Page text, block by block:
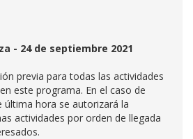
- 24 de septiembre 2021
previa para todas las actividades
este programa. En el caso de
última hora se autorizará la
actividades por orden de llegada